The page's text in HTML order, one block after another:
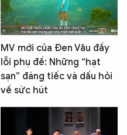
MV mới của Đen Vâu đầy
lỗi phụ đề: Những “hạt
sạn” đáng tiếc và dấu hỏi
về sức hút